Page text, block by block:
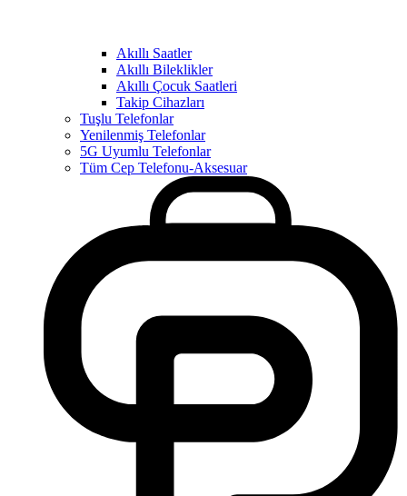
Akıllı Saatler
Akıllı Bileklikler
Akıllı Çocuk Saatleri
Takip Cihazları
Tuşlu Telefonlar
Yenilenmiş Telefonlar
5G Uyumlu Telefonlar
Tüm Cep Telefonu-Aksesuar